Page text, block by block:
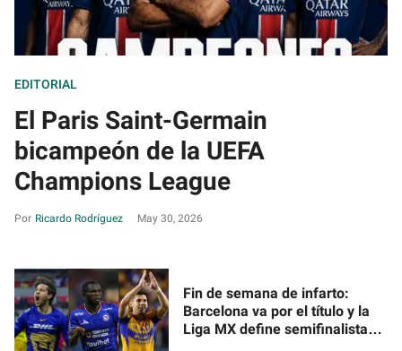
EDITORIAL
El Paris Saint-Germain
bicampeón de la UEFA
Champions League
Ricardo Rodríguez May 30, 2026
Fin de semana de infarto:
Barcelona va por el título y la
Liga MX define semifinalistas